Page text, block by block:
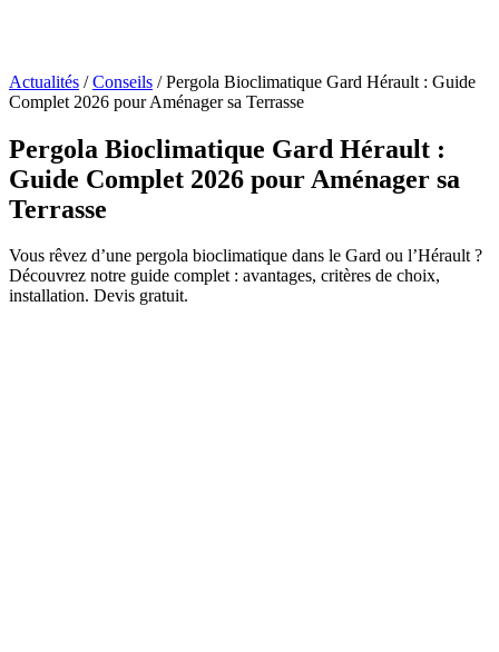
Actualités / Conseils / Pergola Bioclimatique Gard Hérault : Guide
Complet 2026 pour Aménager sa Terrasse
Pergola Bioclimatique Gard Hérault :
Guide Complet 2026 pour Aménager sa
Terrasse
Vous rêvez d’une pergola bioclimatique dans le Gard ou l’Hérault ?
Découvrez notre guide complet : avantages, critères de choix,
installation. Devis gratuit.